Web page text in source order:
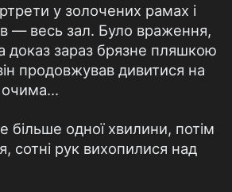
у золочених рамах і
— весь зал. Було враження,
доказ зараз брязне пляшкою
продовжував дивитися на
очима...
більше одної хвилини, потім
сотні рук вихопилися над